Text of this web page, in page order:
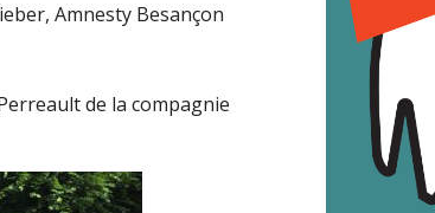
Amnesty Besançon
de la compagnie